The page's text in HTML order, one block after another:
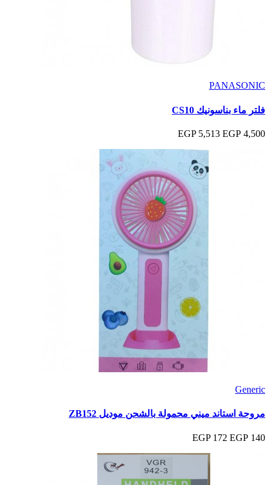
PANASONIC
فلتر ماء بناسونيك CS10
4,500 EGP
5,513 EGP
Generic
مروحة استاند ميني محمولة بالشحن موديل ZB152
140 EGP
172 EGP